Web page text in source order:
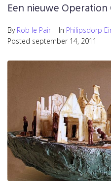
Een nieuwe
By Rob le Pair In Philipsdorp
Posted september 14, 2011